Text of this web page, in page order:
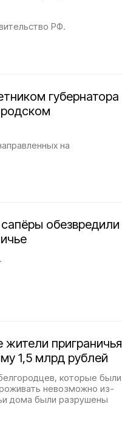
РФ.
губернатора
на
обезвредили
приграничья
1,5 млрд рублей
которые были
невозможно из-
дома были разрушены